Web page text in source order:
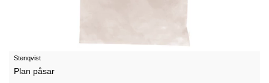
Stenqvist
Plan påsar